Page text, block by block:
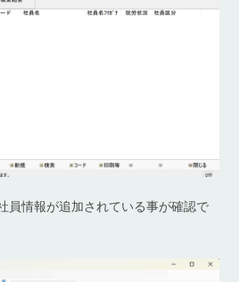
員情報が追加されている事が確認で